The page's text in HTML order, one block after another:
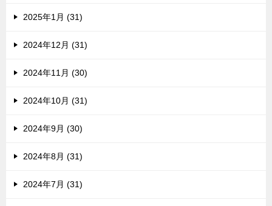
2025年1月 (31)
2024年12月 (31)
2024年11月 (30)
2024年10月 (31)
2024年9月 (30)
2024年8月 (31)
2024年7月 (31)